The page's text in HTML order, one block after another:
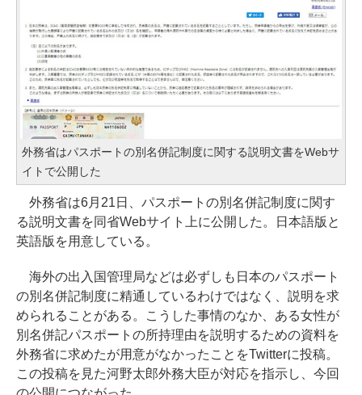
外務省はパスポートの別名併記制度に関する説明文書をWebサ
イトで公開した
外務省は6月21日、パスポートの別名併記制度に関す
る説明文書を同省Webサイト上に公開した。日本語版と
英語版を用意している。
海外の出入国管理局などは必ずしも日本のパスポート
の別名併記制度に精通しているわけではなく、説明を求
められることがある。こうした事情のなか、ある女性が
別名併記パスポートの所持理由を説明するための資料を
外務省に求めたが用意がなかったことをTwitterに投稿。
この投稿を見た河野太郎外務大臣が対応を指示し、今回